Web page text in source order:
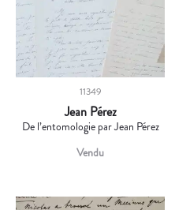
11349
Jean Pérez
De l’entomologie par Jean Pérez
Vendu